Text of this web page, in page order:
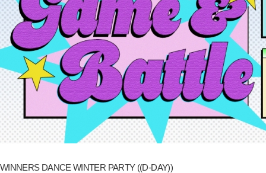
WINNERS DANCE WINTER PARTY ((D-DAY))